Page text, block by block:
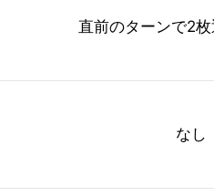
直前のターンで2
なし